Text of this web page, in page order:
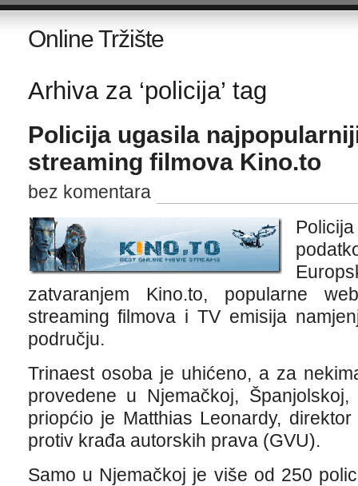
Online Tržište
Arhiva za ‘policija’ tag
Policija ugasila
streaming filmova Kino.to
bez komentara
zatvaranjem Kino.to, popularne
streaming filmova i TV emisija
području.
Trinaest osoba je uhićeno, a za
provedene u Njemačkoj,
priopćio je Matthias Leonardy,
protiv krađa autorskih prava (GVU).
Samo u Njemačkoj je više od 250